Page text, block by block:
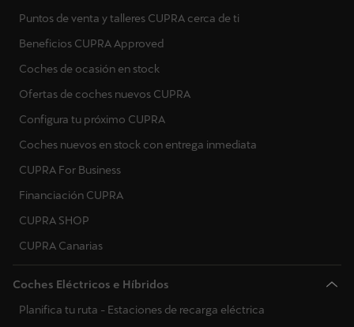
Puntos de venta y talleres CUPRA cerca de ti
Beneficios CUPRA Approved
Coches de ocasión en stock
Ofertas de coches nuevos CUPRA
Configura tu próximo CUPRA
Coches nuevos en stock con entrega inmediata
CUPRA For Business
Financiación CUPRA
CUPRA SHOP
CUPRA Canarias
Coches Eléctricos e Híbridos
Planifica tu ruta - Estaciones de recarga eléctrica